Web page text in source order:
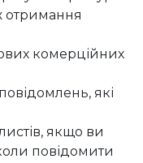
отримання
комерційних
які
якщо ви
повідомити